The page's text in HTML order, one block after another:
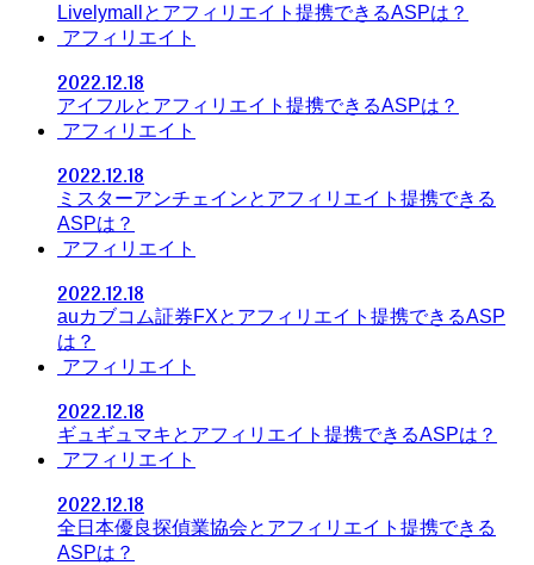
Livelymallとアフィリエイト提携できるASPは？
アフィリエイト
2022.12.18
アイフルとアフィリエイト提携できるASPは？
アフィリエイト
2022.12.18
ミスターアンチェインとアフィリエイト提携できる
ASPは？
アフィリエイト
2022.12.18
auカブコム証券FXとアフィリエイト提携できるASP
は？
アフィリエイト
2022.12.18
ギュギュマキとアフィリエイト提携できるASPは？
アフィリエイト
2022.12.18
全日本優良探偵業協会とアフィリエイト提携できる
ASPは？